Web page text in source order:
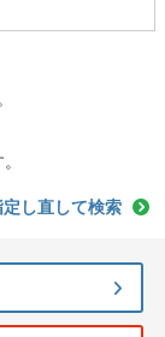
し直して検索